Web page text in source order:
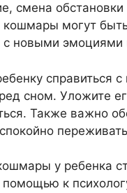
смена
могут
с новыми
справиться
сном. Уложите
Также важно
у ребенка
помощью к